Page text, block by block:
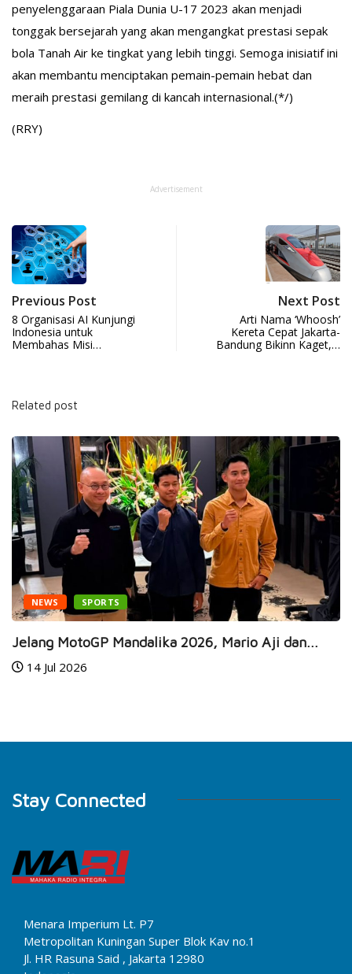
penyelenggaraan Piala Dunia U-17 2023 akan menjadi
tonggak bersejarah yang akan mengangkat prestasi sepak
bola Tanah Air ke tingkat yang lebih tinggi. Semoga inisiatif ini
akan membantu menciptakan pemain-pemain hebat dan
meraih prestasi gemilang di kancah internasional.(*/)
(RRY)
Advertisement
Previous Post
8 Organisasi AI Kunjungi
Indonesia untuk
Membahas Misi…
Next Post
Arti Nama ‘Whoosh’
Kereta Cepat Jakarta-
Bandung Bikinn Kaget,…
Related post
NEWS SPORTS
Jelang MotoGP Mandalika 2026, Mario Aji dan...
14 Jul 2026
Stay Connected
Menara Imperium Lt. P7
Metropolitan Kuningan Super Blok Kav no.1
Jl. HR Rasuna Said , Jakarta 12980